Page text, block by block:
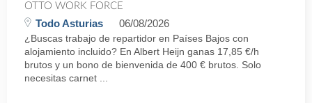
OTTO WORK FORCE
Todo Asturias 06/08/2026
¿Buscas trabajo de repartidor en Países Bajos con
alojamiento incluido? En Albert Heijn ganas 17,85 €/h
brutos y un bono de bienvenida de 400 € brutos. Solo
necesitas carnet ...